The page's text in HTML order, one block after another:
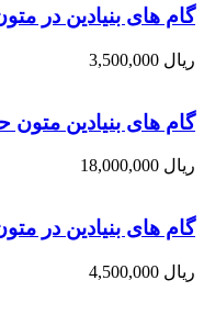
گام های بنیادین در
ریال
گام های بنیادین
ریال
گام های بنیادین در
ریال